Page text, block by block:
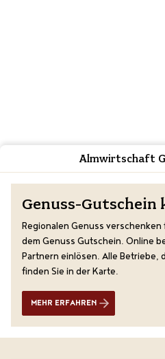
Almwirtschaft
Genuss-Gutschein
Regionalen Genuss
dem Genuss Gutschein. Online
Partnern einlösen. Alle Betriebe,
finden Sie in der Karte.
MEHR ERFAHREN